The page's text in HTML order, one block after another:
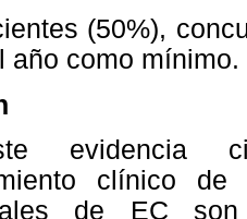
(50%),
año como mínimo.
evidencia
clínico de
de EC